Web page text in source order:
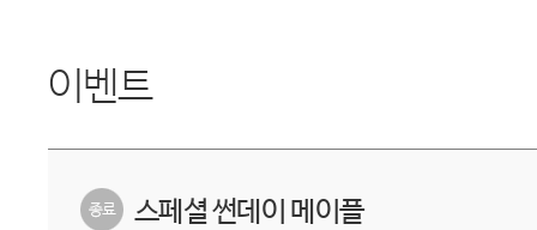
이벤트
스페셜 썬데이 메이플